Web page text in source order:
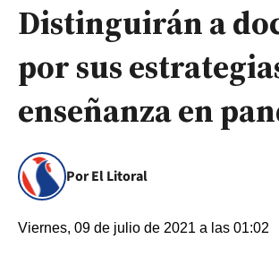
Distinguirán a
por sus
enseñanza en
Por El Litoral
Viernes, 09 de julio de 2021 a las 01:02